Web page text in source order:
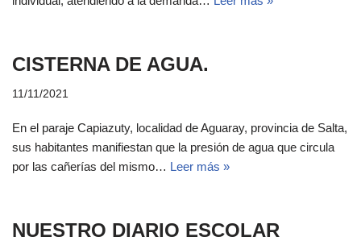
CISTERNA DE AGUA.
11/11/2021
En el paraje Capiazuty, localidad de Aguaray, provincia de Salta,
sus habitantes manifiestan que la presión de agua que circula
por las cañerías del mismo… Leer más »
NUESTRO DIARIO ESCOLAR